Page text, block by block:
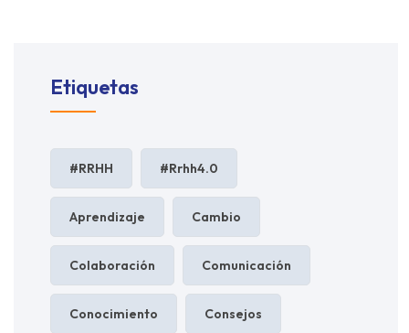
Etiquetas
#RRHH #rrhh4.0
Aprendizaje Cambio
Colaboración Comunicación
Conocimiento Consejos